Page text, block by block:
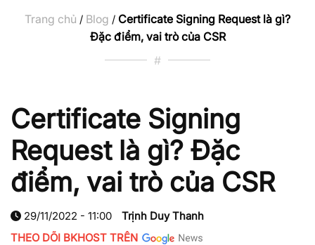
Trang chủ / Blog / Certificate Signing Request là gì?
Đặc điểm, vai trò của CSR
#
Certificate Signing
Request là gì? Đặc
điểm, vai trò của CSR
29/11/2022 - 11:00
Trịnh Duy Thanh
THEO DÕI BKHOST TRÊN